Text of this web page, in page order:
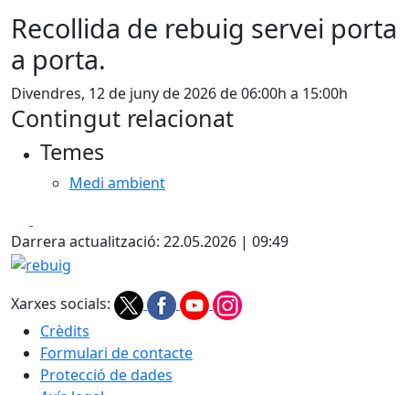
Recollida de rebuig servei porta
a porta.
Divendres, 12 de juny de 2026 de 06:00h a 15:00h
Contingut relacionat
Temes
Medi ambient
Darrera actualització: 22.05.2026 | 09:49
rebuig
Xarxes socials:
Crèdits
Formulari de contacte
Protecció de dades